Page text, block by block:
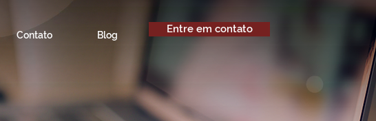
Contato Blog Entre em contato